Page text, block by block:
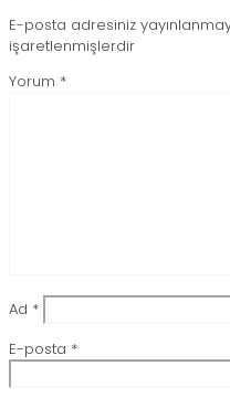
E-posta adresiniz
işaretlenmişlerdir
Yorum *
Ad *
E-posta *